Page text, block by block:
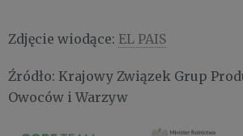
Zdjęcie wiodące: EL PAIS
Źródło: Krajowy Związek Grup
Owoców i Warzyw